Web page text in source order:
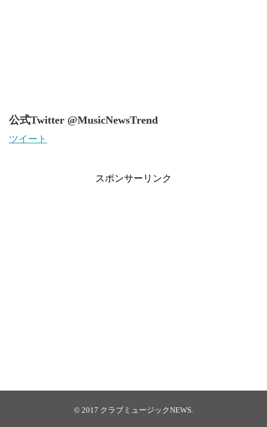
公式Twitter @MusicNewsTrend
ツイート
スポンサーリンク
© 2017 クラブミュージックNEWS.